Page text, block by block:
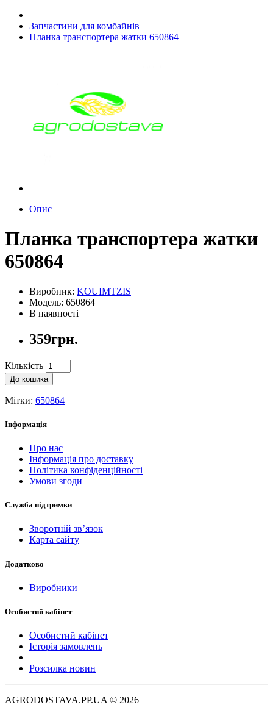
Запчастини для комбайнів
Планка транспортера жатки 650864
Опис
Планка транспортера жатки
650864
Виробник: KOUIMTZIS
Модель: 650864
В наявності
359грн.
Кількість
До кошика
Мітки: 650864
Інформація
Про нас
Інформація про доставку
Політика конфіденційності
Умови згоди
Служба підтримки
Зворотній зв’язок
Карта сайту
Додатково
Виробники
Особистий кабінет
Особистий кабінет
Історія замовлень
Розсилка новин
AGRODOSTAVA.PP.UA © 2026